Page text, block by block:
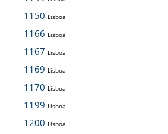
1150 Lisboa
1166 Lisboa
1167 Lisboa
1169 Lisboa
1170 Lisboa
1199 Lisboa
1200 Lisboa